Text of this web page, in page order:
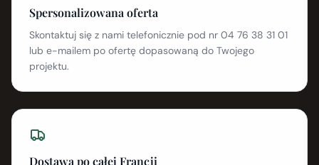
Spersonalizowana oferta
Skontaktuj się z nami telefonicznie pod nr 04 76 38 31 01
lub e-mailem po ofertę dopasowaną do Twojego
projektu.
Dostawa po całej Francji